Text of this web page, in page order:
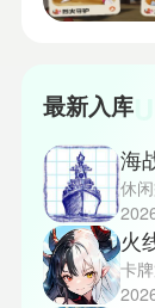
最新入库
休
火
卡